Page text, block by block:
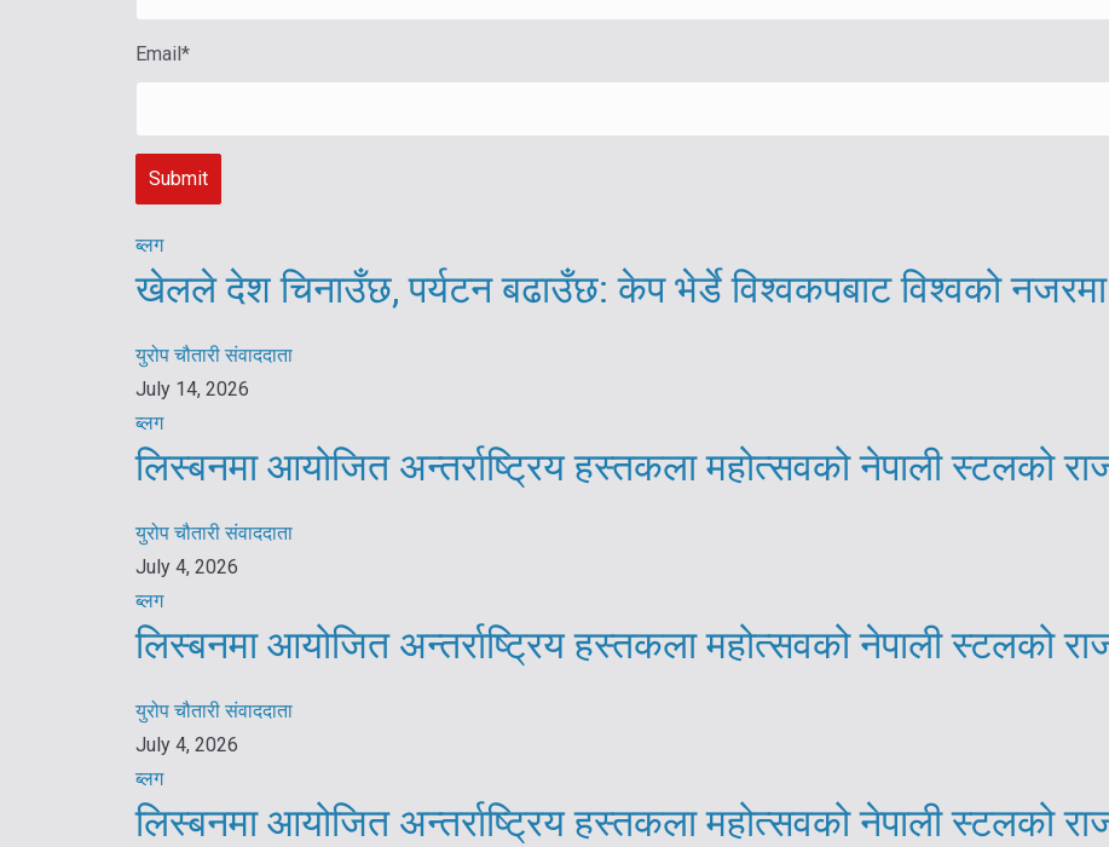
Email*
ब्लग
खेलले देश चिनाउँछ, पर्यटन बढाउँछ: केप भेर्डे विश्वकपबाट विश्वको नजरमा
युरोप चौतारी संवाददाता
July 14, 2026
ब्लग
लिस्बनमा आयोजित अन्तर्राष्ट्रिय हस्तकला महोत्सवको नेपाली स्टलको
युरोप चौतारी संवाददाता
July 4, 2026
ब्लग
लिस्बनमा आयोजित अन्तर्राष्ट्रिय हस्तकला महोत्सवको नेपाली स्टलको
युरोप चौतारी संवाददाता
July 4, 2026
ब्लग
लिस्बनमा आयोजित अन्तर्राष्ट्रिय हस्तकला महोत्सवको नेपाली स्टलको